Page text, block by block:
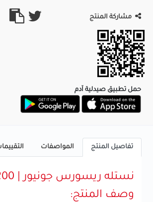
مشاركة المنتج
حمل تطبيق صيدلية آدم
تفاصيل المنتج المواصفات
نستله ريسورس جونيور | 200 مل
وصف المنتج: